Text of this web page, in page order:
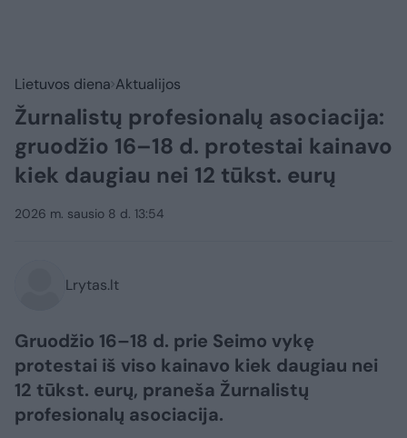
Lietuvos diena Aktualijos
Žurnalistų profesionalų asociacija:
gruodžio 16–18 d. protestai kainavo
kiek daugiau nei 12 tūkst. eurų
2026 m. sausio 8 d. 13:54
Lrytas.lt
Gruodžio 16–18 d. prie Seimo vykę
protestai iš viso kainavo kiek daugiau nei
12 tūkst. eurų, praneša Žurnalistų
profesionalų asociacija.